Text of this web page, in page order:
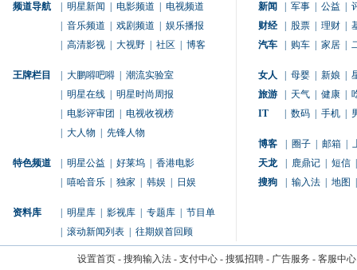
频道导航 明星新闻 电影频道
电视频道
音乐频道 戏剧频道
娱乐播报
高清影视 大视野 社区 博客
王牌栏目 大鹏嘚吧嘚
潮流实验室
明星在线
明星时尚周报
电影评审团
电视收视榜
大人物 先锋人物
特色频道 明星公益 好莱坞
香港电影
嘻哈音乐 独家 韩娱 日娱
资料库 明星库 影视库 专题库
节目单
滚动新闻列表 往期娱首回顾
新闻 军事 公益
财经
股票 理财
汽车
购车 家居
女人 母婴 新娘
旅游
天气 健康
IT
数码 手机
博客 圈子 邮箱
天龙
鹿鼎记 短信
搜狗
输入法 地图
设置首页- 搜狗输入法- 支付中心- 搜狐招聘- 广告服务 - 客服中心